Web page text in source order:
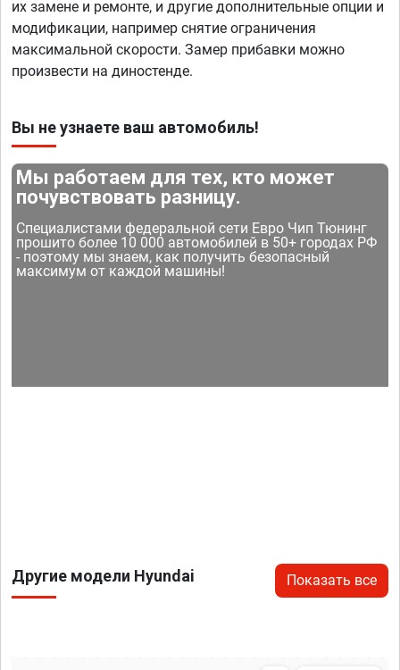
их замене и ремонте, и другие дополнительные опции и
модификации, например снятие ограничения
максимальной скорости. Замер прибавки можно
произвести на диностенде.
Вы не узнаете ваш автомобиль!
Мы работаем для тех, кто может
почувствовать разницу.
Специалистами федеральной сети Евро Чип Тюнинг
прошито более 10 000 автомобилей в 50+ городах РФ
- поэтому мы знаем, как получить безопасный
максимум от каждой машины!
Другие модели Hyundai Показать все